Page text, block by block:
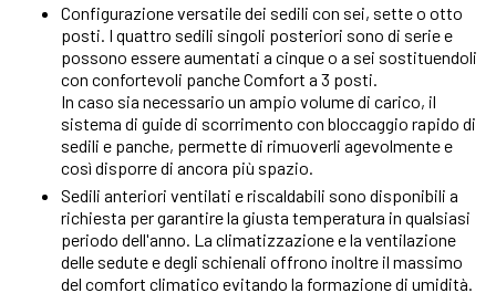
Configurazione versatile dei sedili con sei, sette o otto
posti. I quattro sedili singoli posteriori sono di serie e
possono essere aumentati a cinque o a sei sostituendoli
con confortevoli panche Comfort a 3 posti.
In caso sia necessario un ampio volume di carico, il
sistema di guide di scorrimento con bloccaggio rapido di
sedili e panche, permette di rimuoverli agevolmente e
così disporre di ancora più spazio.
Sedili anteriori ventilati e riscaldabili sono disponibili a
richiesta per garantire la giusta temperatura in qualsiasi
periodo dell'anno. La climatizzazione e la ventilazione
delle sedute e degli schienali offrono inoltre il massimo
del comfort climatico evitando la formazione di umidità.